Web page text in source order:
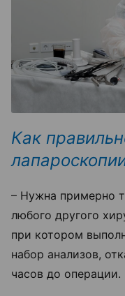
Как
– Нужна примерно
любого другого
при котором
набор анализов,
часов до операции.